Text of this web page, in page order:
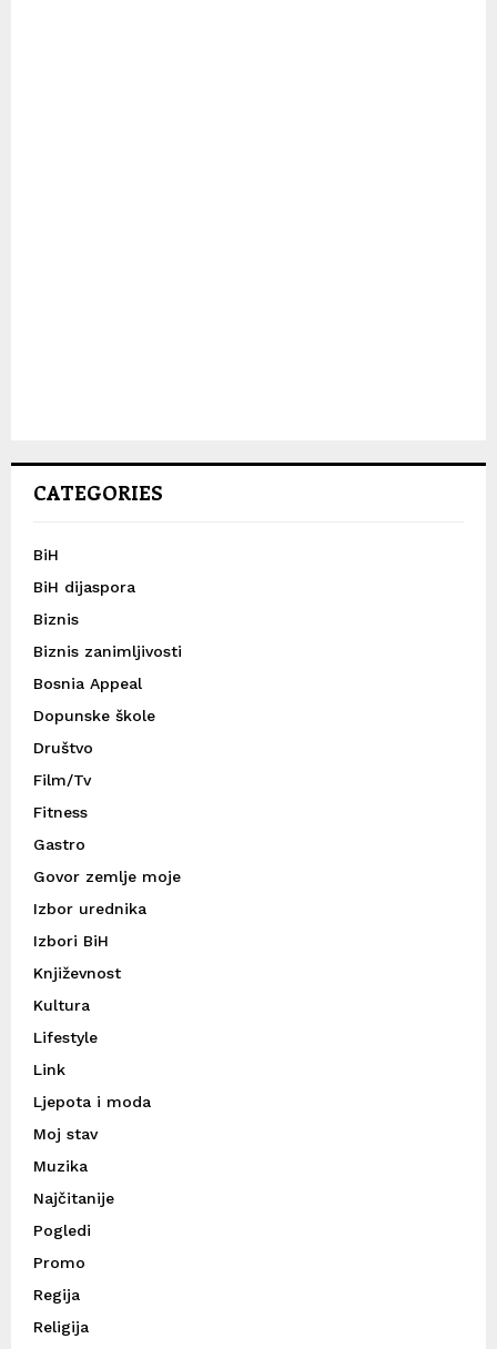
CATEGORIES
BiH
BiH dijaspora
Biznis
Biznis zanimljivosti
Bosnia Appeal
Dopunske škole
Društvo
Film/Tv
Fitness
Gastro
Govor zemlje moje
Izbor urednika
Izbori BiH
Književnost
Kultura
Lifestyle
Link
Ljepota i moda
Moj stav
Muzika
Najčitanije
Pogledi
Promo
Regija
Religija